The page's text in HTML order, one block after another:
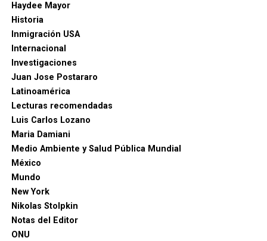
Haydee Mayor
Historia
Inmigración USA
Internacional
Investigaciones
Juan Jose Postararo
Latinoamérica
Lecturas recomendadas
Luis Carlos Lozano
Maria Damiani
Medio Ambiente y Salud Pública Mundial
México
Mundo
New York
Nikolas Stolpkin
Notas del Editor
ONU